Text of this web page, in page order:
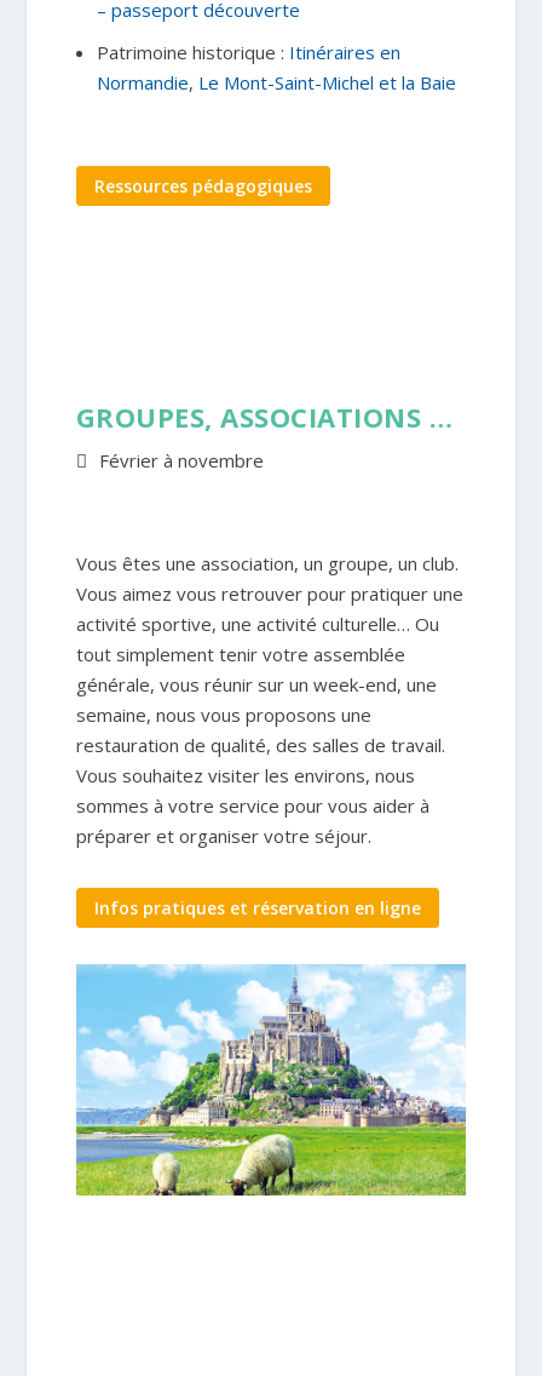
– passeport découverte
Patrimoine historique : Itinéraires en
Normandie, Le Mont-Saint-Michel et la Baie
Ressources pédagogiques
GROUPES, ASSOCIATIONS …
Février à novembre
Vous êtes une association, un groupe, un club.
Vous aimez vous retrouver pour pratiquer une
activité sportive, une activité culturelle… Ou
tout simplement tenir votre assemblée
générale, vous réunir sur un week-end, une
semaine, nous vous proposons une
restauration de qualité, des salles de travail.
Vous souhaitez visiter les environs, nous
sommes à votre service pour vous aider à
préparer et organiser votre séjour.
Infos pratiques et réservation en ligne